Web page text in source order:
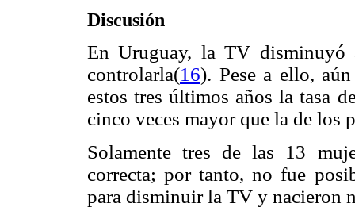
Discusión
En Uruguay, la TV disminuyó
controlarla(16). Pese a ello,
estos tres últimos años la tasa
cinco veces mayor que la de los
Solamente tres de las 13
correcta; por tanto, no fue
para disminuir la TV y nacieron